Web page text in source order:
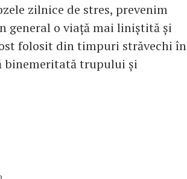
zilnice de stres, prevenim
general o viață mai liniștită și
folosit din timpuri străvechi în
binemeritată trupului și